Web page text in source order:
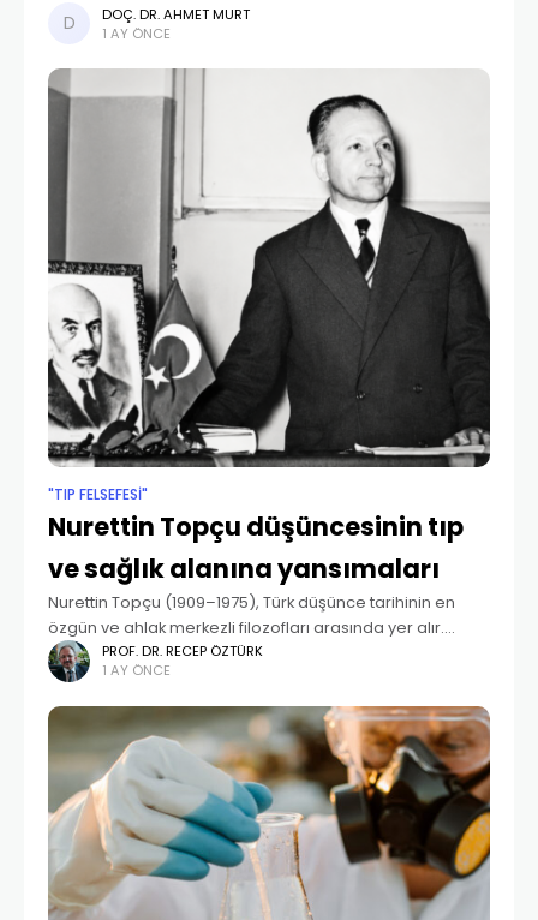
öğrenme olanaklarının arttırarak öğrenenlerin zaman ve
mekândan bağımsız bilgiye erişimini kolaylaştırmış;
interaktif öğrenme yönetim sistemleri, video
DOÇ. DR. AHMET MURT
1 AY ÖNCE
"TIP FELSEFESI"
Nurettin Topçu düşüncesinin tıp
ve sağlık alanına yansımaları
Nurettin Topçu (1909–1975), Türk düşünce tarihinin en
özgün ve ahlak merkezli filozofları arasında yer alır.
Vefatının 50. yılında, ardında bıraktığı felsefi mirasının,
günümüz tıp ve sağlık profesyonelleri için ne ifade
PROF. DR. RECEP ÖZTÜRK
1 AY ÖNCE